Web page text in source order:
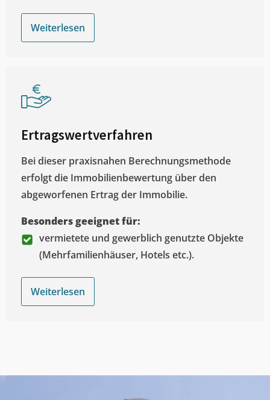
Weiterlesen
Ertragswertverfahren
Bei dieser praxisnahen Berechnungsmethode
erfolgt die Immobilienbewertung über den
abgeworfenen Ertrag der Immobilie.
Besonders geeignet für:
vermietete und gewerblich genutzte Objekte
(Mehrfamilienhäuser, Hotels etc.).
Weiterlesen